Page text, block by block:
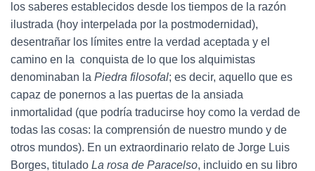
los saberes establecidos desde los tiempos de la razón
ilustrada (hoy interpelada por la postmodernidad),
desentrañar los límites entre la verdad aceptada y el
camino en la conquista de lo que los alquimistas
denominaban la Piedra filosofal; es decir, aquello que es
capaz de ponernos a las puertas de la ansiada
inmortalidad (que podría traducirse hoy como la verdad de
todas las cosas: la comprensión de nuestro mundo y de
otros mundos). En un extraordinario relato de Jorge Luis
Borges, titulado La rosa de Paracelso, incluido en su libro